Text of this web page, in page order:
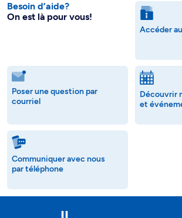
Besoin d’aide?
On est là pour vous!
Accéder
Poser une question par
courriel
Découvrir
et
Communiquer avec nous
par téléphone